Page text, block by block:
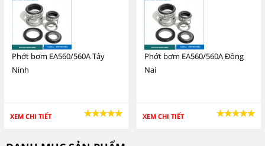
Phớt bơm EA560/560A Tây
Ninh
XEM CHI TIẾT
Phớt bơm EA560/560A Đồng
Nai
XEM CHI TIẾT